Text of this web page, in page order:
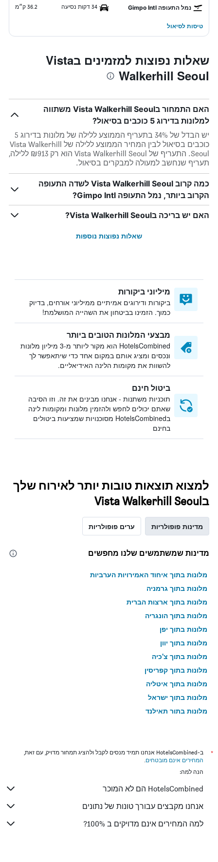
נמל התעופה Gimpo Intl 34 דקות נסיעה 36.2 ק״מ
טיסות לסיאול
שאלות נפוצות למזמינים בVista
Walkerhill Seoul
האם התמחור בVista Walkerhill Seoul משתווה
למלונות בדירוג 5 כוכבים בסיאול?
יש הבדל של 34% בתעריף הממוצע ללילה של מלונות בדירוג 5
כוכבים בסיאול לבין המחיר הממוצע ללילה של Vista Walkerhill
Seoul. התעריף של Vista Walkerhill Seoul הוא רק ₪913 ללילה,
תעריף שנחשב למעולה למבקרים בסיאול.
כמה קרוב Vista Walkerhill Seoul לשדה התעופה
הקרוב ביותר, נמל התעופה Gimpo Intl?
האם יש בריכה בVista Walkerhill Seoul?
שאלות נפוצות נוספות
מיליוני ביקורות
ביקורות ודירוגים אמיתיים ממיליוני אורחים, בדיוק
כמוך. הזמינו בביטחון את השהייה המושלמת!
מבצעי המלונות הטובים ביותר
HotelsCombined הוא מקור ליותר מ-3 מיליון מלונות
ונכסים ומציג אותם במקום אחד כדי שיתאפשר לך
להשוות את מקומות הלינה האידיאליים.
ביטול חינם
תוכניות משתנות - אנחנו מבינים את זה. וזו הסיבה
שאתם יכולים לחפש ולהזמין מלונות ומקומות לינה
בHotelsCombined מסוכנויות שמציעות ביטולים
בחינם
למצוא תוצאות טובות יותר לאירוח שלך
בVista Walkerhill Seoul
מדינות פופולריות ערים פופולריות
מדינות שמשתמשים שלנו מחפשים
מלונות בתוך איחוד האמירויות הערביות
מלונות בתוך גרמניה
מלונות בתוך ארצות הברית
מלונות בתוך הונגריה
מלונות בתוך יפן
מלונות בתוך יוון
מלונות בתוך צ'כיה
מלונות בתוך קפריסין
מלונות בתוך איטליה
מלונות בתוך ישראל
מלונות בתוך תאילנד
*
ב-HotelsCombined אנחנו תמיד מנסים לקבל ולהציג תמחור מדויק, עם זאת,
המחירים אינם מובטחים.
הנה למה:
HotelsCombined הם לא המוכר
אנחנו מקבצים עבורך טונות של נתונים
למה המחירים אינם מדויקים ב 100%?